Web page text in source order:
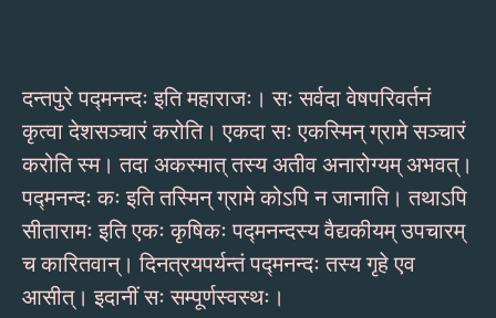
दन्तपुरे पद्मनन्दः इति महाराजः। सः सर्वदा वेषपरिवर्तनं
कृत्वा देशसञ्चारं करोति। एकदा सः एकस्मिन् ग्रामे सञ्चारं
करोति स्म। तदा अकस्मात् तस्य अतीव अनारोग्यम् अभवत्।
पद्मनन्दः कः इति तस्मिन् ग्रामे कोऽपि न जानाति। तथाऽपि
सीतारामः इति एकः कृषिकः पद्मनन्दस्य वैद्यकीयम् उपचारम्
च कारितवान्। दिनत्रयपर्यन्तं पद्मनन्दः तस्य गृहे एव
आसीत्। इदानीं सः सम्पूर्णस्वस्थः।